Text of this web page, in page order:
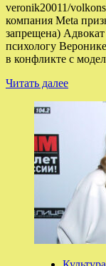
veronik20011/
компания Meta
запрещена)
психологу
в конфликте с
Читать далее
от
услуг
Гордон